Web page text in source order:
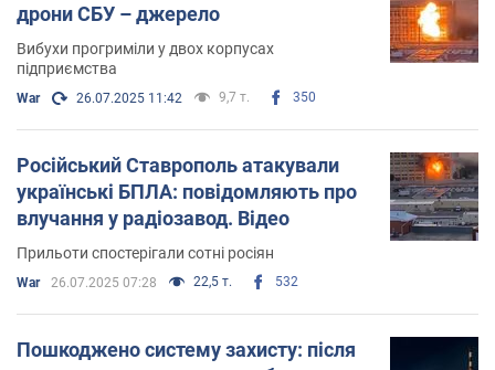
дрони СБУ – джерело
Вибухи прогриміли у двох корпусах
підприємства
War 26.07.2025 11:42 9,7 т. 350
Російський Ставрополь атакували
українські БПЛА: повідомляють про
влучання у радіозавод. Відео
Прильоти спостерігали сотні росіян
War 26.07.2025 07:28 22,5 т. 532
Пошкоджено систему захисту: після